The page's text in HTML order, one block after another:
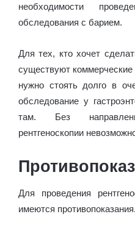
необходимости
обследования с барием.
Для тех, кто хочет
существуют
нужно стоять долго в
обследование у
там. Без
рентгеноскопии
Для проведения
имеются